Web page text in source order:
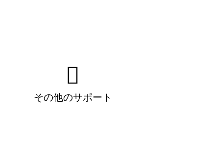
その他のサポート